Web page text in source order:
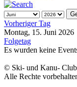
Vorheriger Tag
Montag, 15. Juni 2026
Folgetag
Es wurden keine
© Ski- und Kanu-
Alle Rechte